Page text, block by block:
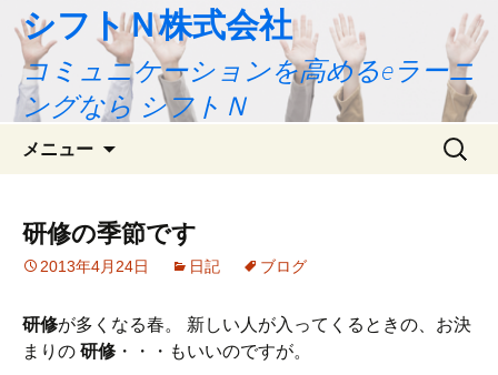
シフトＮ株式会社
コミュニケーションを高めるeラーニ
ングなら シフトＮ
メニュー
ン
ツ
へ
キ
ッ
検
研修の季節です
2013年4月24日 日記 ブログ
研修が多くなる春。 新しい人が入ってくるときの、お決
まりの 研修 ・・・もいいのですが。